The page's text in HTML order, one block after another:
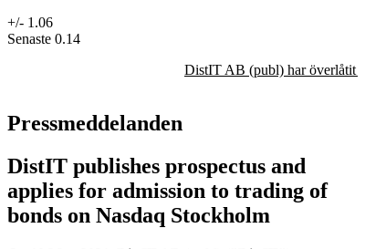
+/- 1.06
Senaste 0.14
DistIT AB (publ) har överlåtit
Pressmeddelanden
DistIT publishes prospectus and
applies for admission to trading of
bonds on Nasdaq Stockholm